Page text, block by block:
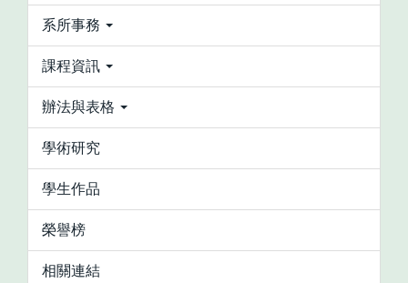
系所事務
課程資訊
辦法與表格
學術研究
學生作品
榮譽榜
相關連結